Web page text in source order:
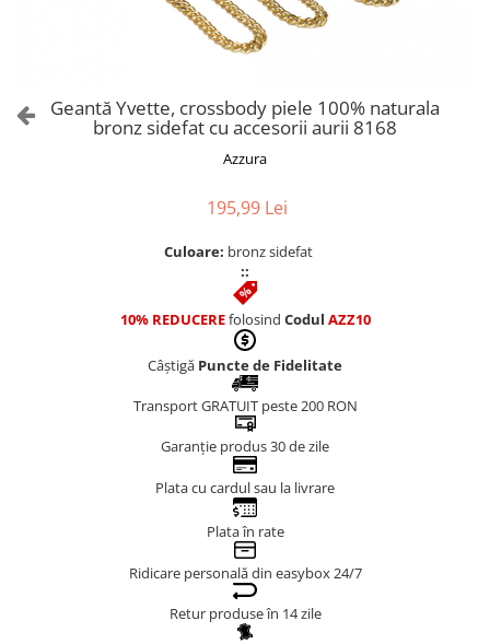
Genți Albe
Geantă Yvette, crossbody piele 100% naturala
bronz sidefat cu accesorii aurii 8168
Azzura
195,99 Lei
Culoare: bronz sidefat
::
10% REDUCEREfolosind Codul AZZ10
Câștigă Puncte de Fidelitate
Transport GRATUIT peste 200 RON
Garanție produs 30 de zile
Plata cu cardul sau la livrare
Plata în rate
Ridicare personală din easybox 24/7
Retur produse în 14 zile